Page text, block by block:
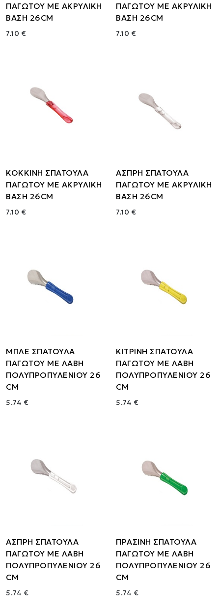
ΠΑΓΩΤΟΥ ΜΕ ΑΚΡΥΛΙΚΗ
ΒΑΣΗ 26CM
7.10 €
ΠΑΓΩΤΟΥ ΜΕ ΑΚΡΥΛΙΚΗ
ΒΑΣΗ 26CM
7.10 €
ΚΟΚΚΙΝΗ ΣΠΑΤΟΥΛΑ
ΠΑΓΩΤΟΥ ΜΕ ΑΚΡΥΛΙΚΗ
ΒΑΣΗ 26CM
7.10 €
ΑΣΠΡΗ ΣΠΑΤΟΥΛΑ
ΠΑΓΩΤΟΥ ΜΕ ΑΚΡΥΛΙΚΗ
ΒΑΣΗ 26CM
7.10 €
ΜΠΛΕ ΣΠΑΤΟΥΛΑ
ΠΑΓΩΤΟΥ ΜΕ ΛΑΒΗ
ΠΟΛΥΠΡΟΠΥΛΕΝΙΟΥ 26
CM
5.74 €
ΚΙΤΡΙΝΗ ΣΠΑΤΟΥΛΑ
ΠΑΓΩΤΟΥ ΜΕ ΛΑΒΗ
ΠΟΛΥΠΡΟΠΥΛΕΝΙΟΥ 26
CM
5.74 €
ΑΣΠΡΗ ΣΠΑΤΟΥΛΑ
ΠΑΓΩΤΟΥ ΜΕ ΛΑΒΗ
ΠΟΛΥΠΡΟΠΥΛΕΝΙΟΥ 26
CM
5.74 €
ΠΡΑΣΙΝΗ ΣΠΑΤΟΥΛΑ
ΠΑΓΩΤΟΥ ΜΕ ΛΑΒΗ
ΠΟΛΥΠΡΟΠΥΛΕΝΙΟΥ 26
CM
5.74 €